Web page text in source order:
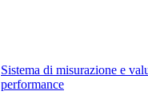
Sistema di misurazione e
performance